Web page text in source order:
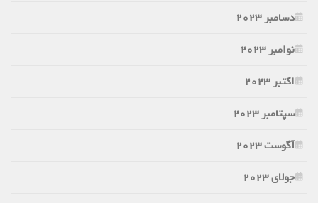
دسامبر 2023
نوامبر 2023
اکتبر 2023
سپتامبر 2023
آگوست 2023
جولای 2023